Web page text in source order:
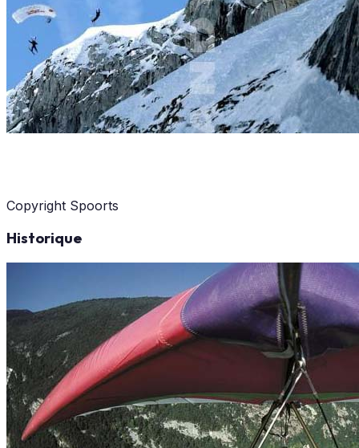
Copyright Spoorts
Historique